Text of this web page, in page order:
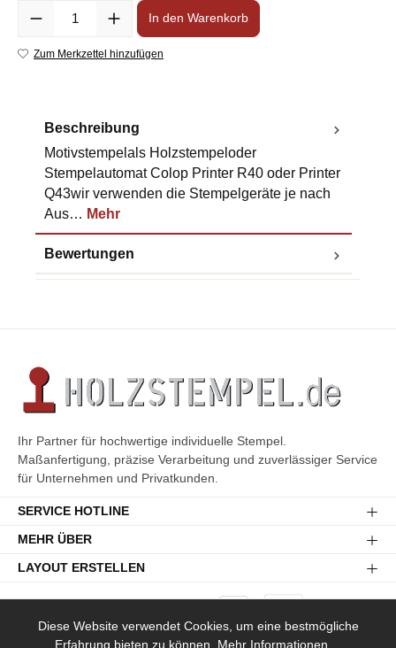
In den Warenkorb
Zum Merkzettel hinzufügen
Beschreibung
Motivstempelals Holzstempeloder
Stempelautomat Colop Printer R40 oder Printer
Q43wir verwenden die Stempelgeräte je nach
Aus… Mehr
Bewertungen
Ihr Partner für hochwertige individuelle Stempel.
Maßanfertigung, präzise Verarbeitung und zuverlässiger Service
für Unternehmen und Privatkunden.
SERVICE HOTLINE
MEHR ÜBER
LAYOUT ERSTELLEN
Diese Website verwendet Cookies, um eine bestmögliche
Erfahrung bieten zu können. Mehr Informationen ...